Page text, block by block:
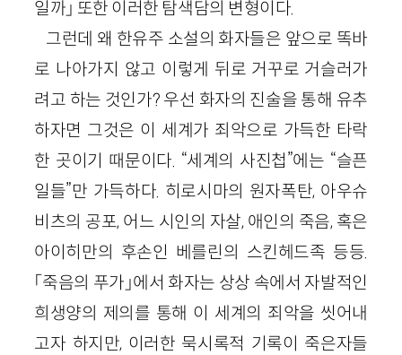
일까」 또한 이러한 탐색담의 변형이다.
그런데 왜 한유주 소설의 화자들은 앞으로 똑바
로 나아가지 않고 이렇게 뒤로 거꾸로 거슬러가
려고 하는 것인가? 우선 화자의 진술을 통해 유추
하자면 그것은 이 세계가 죄악으로 가득한 타락
한 곳이기 때문이다. “세계의 사진첩”에는 “슬픈
일들”만 가득하다. 히로시마의 원자폭탄, 아우슈
비츠의 공포, 어느 시인의 자살, 애인의 죽음, 혹은
아이히만의 후손인 베를린의 스킨헤드족 등등.
「죽음의 푸가」에서 화자는 상상 속에서 자발적인
희생양의 제의를 통해 이 세계의 죄악을 씻어내
고자 하지만, 이러한 묵시록적 기록이 죽은자들